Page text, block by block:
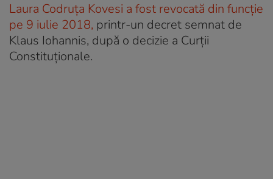
Laura Codruța Kovesi a fost revocată din funcție
pe 9 iulie 2018, printr-un decret semnat de
Klaus Iohannis, după o decizie a Curții
Constituționale.